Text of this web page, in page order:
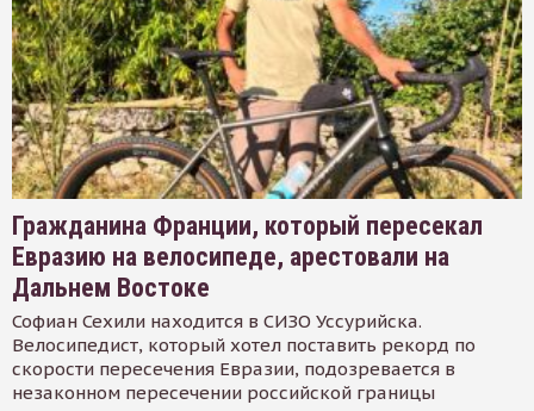
Гражданина Франции, который пересекал
Евразию на велосипеде, арестовали на
Дальнем Востоке
Софиан Сехили находится в СИЗО Уссурийска.
Велосипедист, который хотел поставить рекорд по
скорости пересечения Евразии, подозревается в
незаконном пересечении российской границы